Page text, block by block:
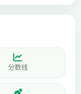
分数线